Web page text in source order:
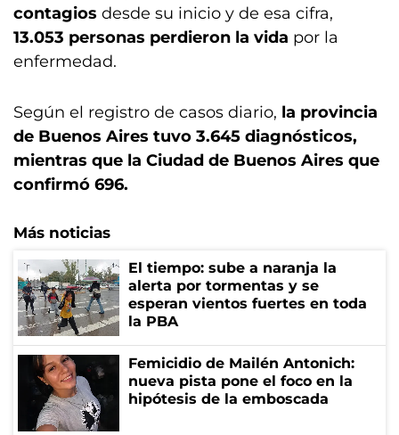
contagios desde su inicio y de esa cifra,
13.053 personas perdieron la vida por la
enfermedad.
Según el registro de casos diario, la provincia
de Buenos Aires tuvo 3.645 diagnósticos,
mientras que la Ciudad de Buenos Aires que
confirmó 696.
Más noticias
El tiempo: sube a naranja la
alerta por tormentas y se
esperan vientos fuertes en toda
la PBA
Femicidio de Mailén Antonich:
nueva pista pone el foco en la
hipótesis de la emboscada